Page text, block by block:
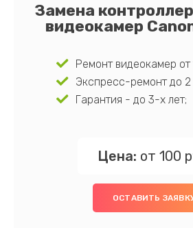
Замена
видеокамер
Ремонт видеокамер от
Экспресс-ремонт до 2
Гарантия - до 3-х лет;
Цена: от 100
ОСТАВИТЬ